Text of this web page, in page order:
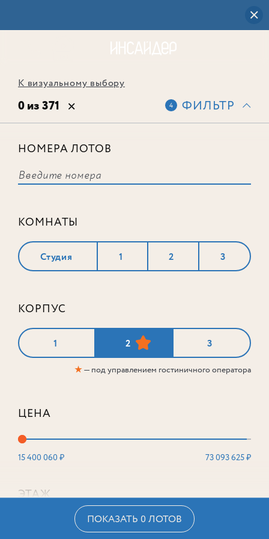
К визуальному выбору
0 из 371 4 ФИЛЬТР
НОМЕРА ЛОТОВ
КОМНАТЫ
Студия 1 2 3
КОРПУС
1 2 3
★— под управлением гостиничного оператора
ЦЕНА
15 400 060 ₽ 73 093 625 ₽
ЭТАЖ
ПОКАЗАТЬ 0 ЛОТОВ
соответствует ни одного лота